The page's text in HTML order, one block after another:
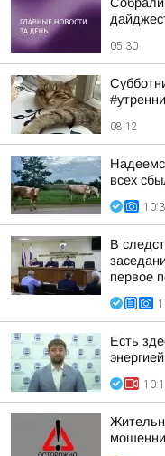
05:30
08:12
всех
В
первое
Есть